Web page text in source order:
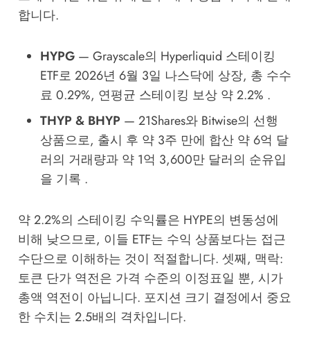
합니다.
HYPG— Grayscale의 Hyperliquid 스테이킹
ETF로 2026년 6월 3일 나스닥에 상장, 총 수수
료 0.29%, 연평균 스테이킹 보상 약 2.2% .
THYP & BHYP — 21Shares와 Bitwise의 선행
상품으로, 출시 후 약 3주 만에 합산 약 6억 달
러의 거래량과 약 1억 3,600만 달러의 순유입
을 기록 .
약 2.2%의 스테이킹 수익률은 HYPE의 변동성에
비해 낮으므로, 이들 ETF는 수익 상품보다는 접근
수단으로 이해하는 것이 적절합니다. 셋째, 맥락:
토큰 단가 역전은 가격 수준의 이정표일 뿐, 시가
총액 역전이 아닙니다. 포지션 크기 결정에서 중요
한 수치는 2.5배의 격차입니다.